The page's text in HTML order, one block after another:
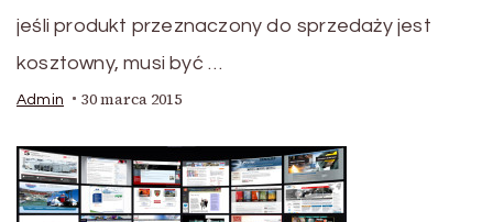
jeśli produkt przeznaczony do sprzedaży jest
kosztowny, musi być …
Admin 30 marca 2015